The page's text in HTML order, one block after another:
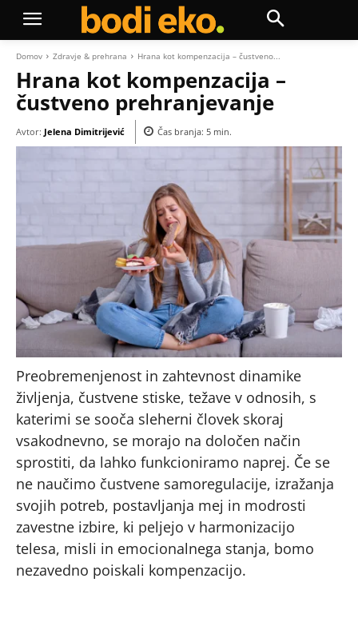
Domov Zdravje & prehrana Hrana kot kompenzacija – čustveno...
Hrana kot kompenzacija –
čustveno prehranjevanje
Avtor: Jelena Dimitrijević Čas branja: 5 min.
Preobremenjenost in zahtevnost dinamike
življenja, čustvene stiske, težave v odnosih, s
katerimi se sooča sleherni človek skoraj
vsakodnevno, se morajo na določen način
sprostiti, da lahko funkcioniramo naprej. Če se
ne naučimo čustvene samoregulacije, izražanja
svojih potreb, postavljanja mej in modrosti
zavestne izbire, ki peljejo v harmonizacijo
telesa, misli in emocionalnega stanja, bomo
nezavedno poiskali kompenzacijo.